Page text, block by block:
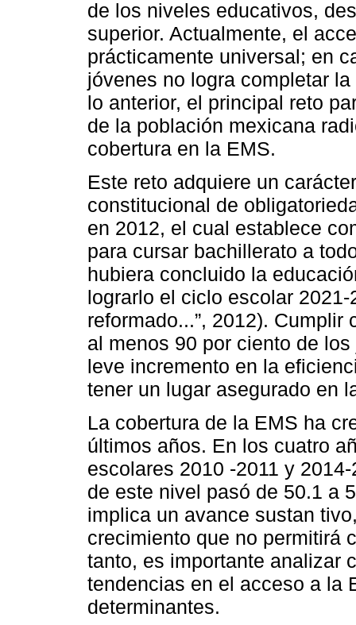
de los niveles educativos,
superior. Actualmente, el
prácticamente universal; en
jóvenes no logra completar
lo anterior, el principal reto
de la población mexicana
cobertura en la EMS.
Este reto adquiere un
constitucional de
en 2012, el cual establece
para cursar bachillerato a
hubiera concluido la
lograrlo el ciclo escolar
reformado...”, 2012).
al menos 90 por ciento de
leve incremento en la
tener un lugar asegurado en
La cobertura de la EMS ha
últimos años. En los cuatro
escolares 2010 -2011 y
de este nivel pasó de 50.1 a
implica un avance sustan
crecimiento que no permitirá
tanto, es importante analizar
tendencias en el acceso a la
determinantes.